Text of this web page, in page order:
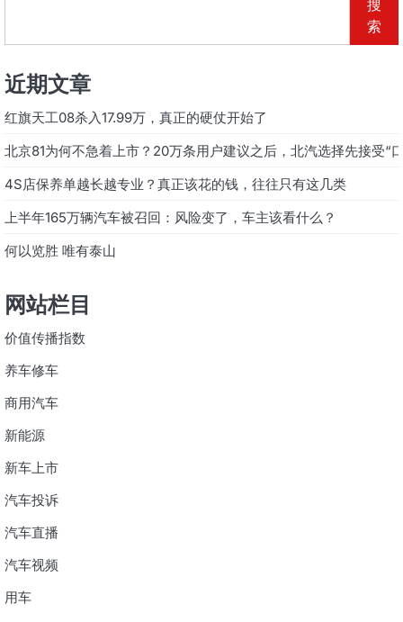
搜
索
近期文章
红旗天工08杀入17.99万，真正的硬仗开始了
北京81为何不急着上市？20万条用户建议之后，北汽选择先接受“
4S店保养单越长越专业？真正该花的钱，往往只有这几类
上半年165万辆汽车被召回：风险变了，车主该看什么？
何以览胜 唯有泰山
网站栏目
价值传播指数
养车修车
商用汽车
新能源
新车上市
汽车投诉
汽车直播
汽车视频
用车